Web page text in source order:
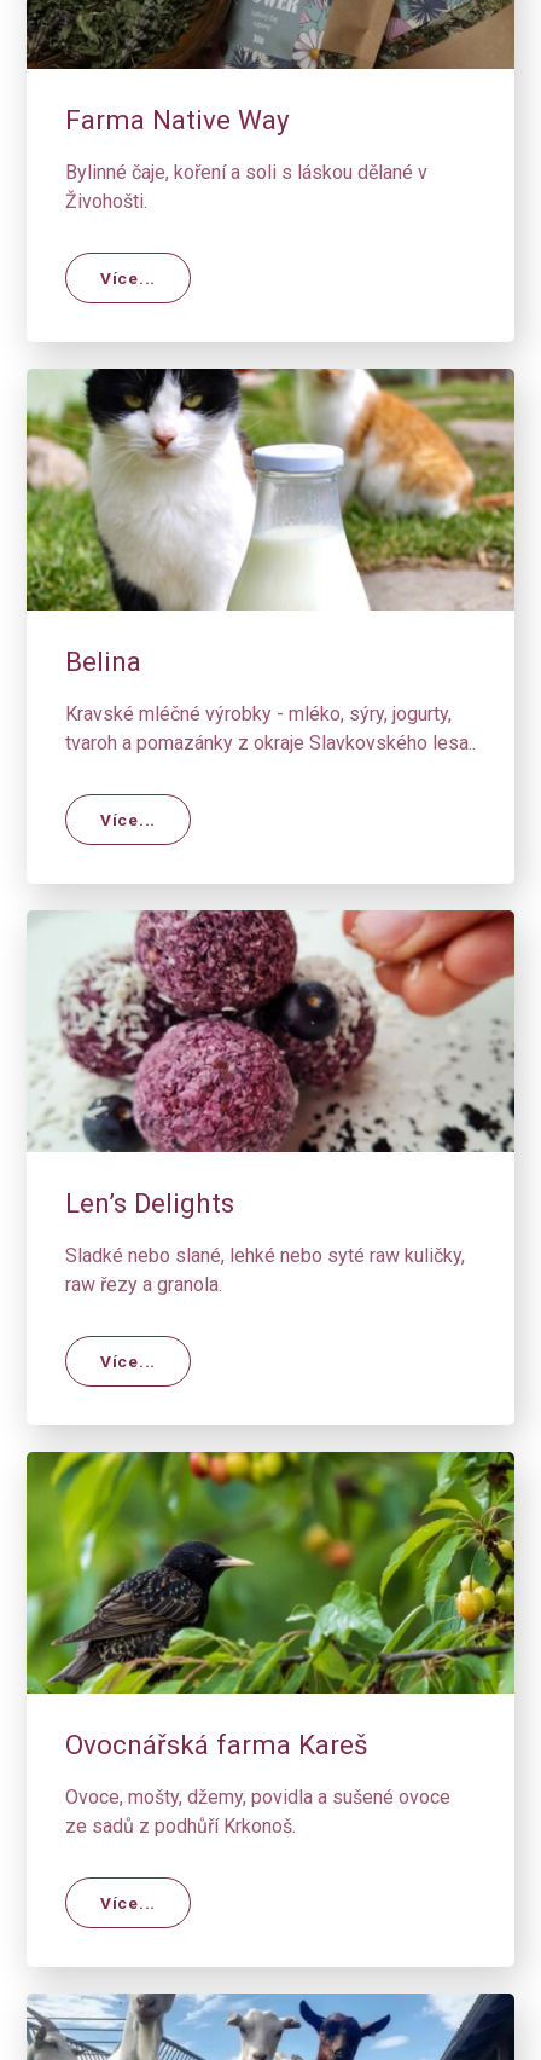
Farma Native Way
Bylinné čaje, koření a soli s láskou dělané v
Živohošti.
Více...
Belina
Kravské mléčné výrobky - mléko, sýry, jogurty,
tvaroh a pomazánky z okraje Slavkovského lesa..
Více...
Len’s Delights
Sladké nebo slané, lehké nebo syté raw kuličky,
raw řezy a granola.
Více...
Ovocnářská farma Kareš
Ovoce, mošty, džemy, povidla a sušené ovoce
ze sadů z podhůří Krkonoš.
Více...